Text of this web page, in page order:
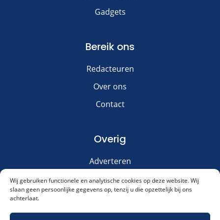
Wij gebruiken functionele en analytische cookies op deze website. Wij
slaan geen persoonlijke gegevens op, tenzij u die opzettelijk bij ons
achterlaat.
Gadgets
Bereik ons
Redacteuren
Over ons
Contact
Overig
Adverteren
Disclaimer
Privacy & Cookies
Meld je aan voor onze nieuwsbrief!